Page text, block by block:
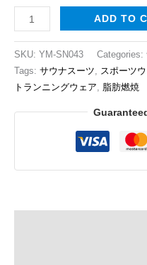
ト
ウ
ェ
ア
ADD TO
SKU: YM-SN043 Categories:
Tags: サウナスーツ スポーツ
トランニングウェア
脂肪燃焼